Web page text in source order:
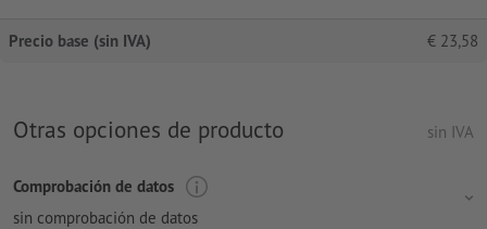
Precio base (sin IVA) € 23,58
Otras opciones de producto sin IVA
Comprobación de datos
sin comprobación de datos